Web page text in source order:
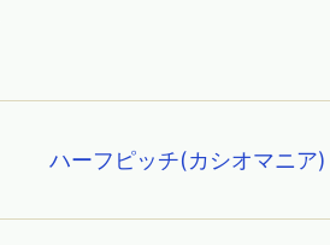
ハーフピッチ(カシオマニア)